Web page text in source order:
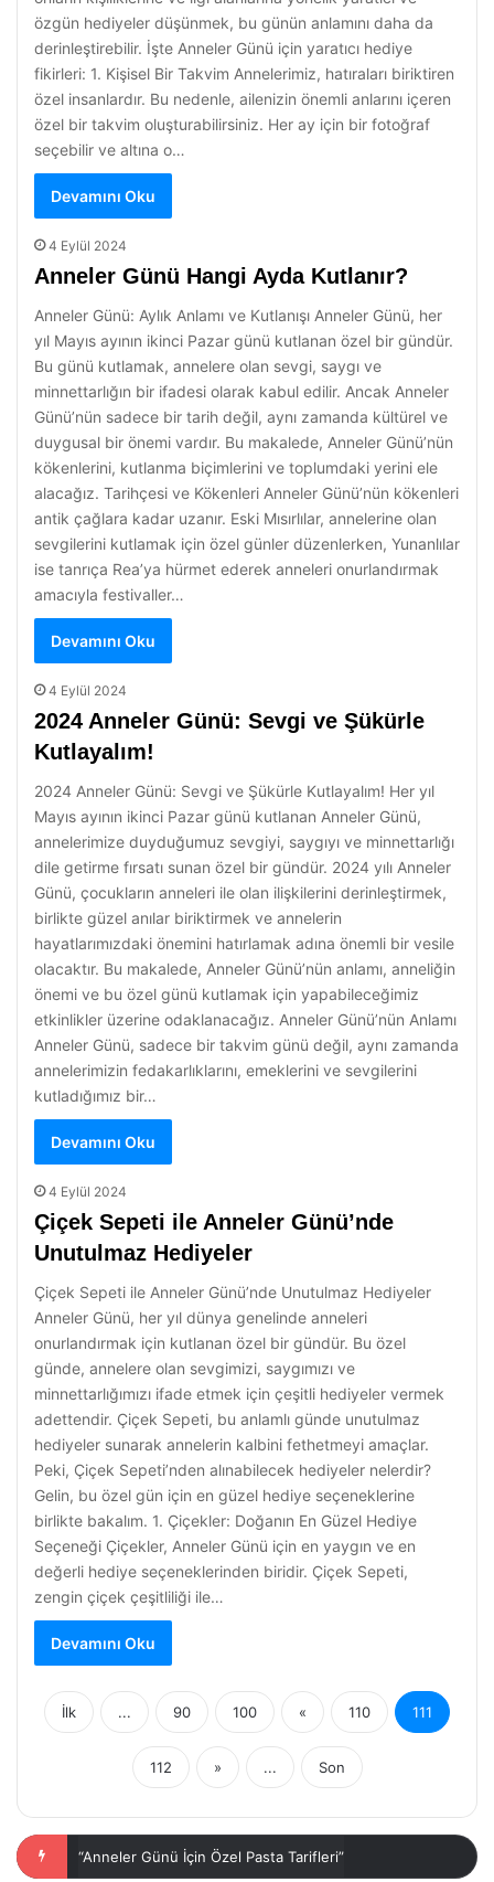
özgün hediyeler düşünmek, bu günün anlamını daha da
derinleştirebilir. İşte Anneler Günü için yaratıcı hediye
fikirleri: 1. Kişisel Bir Takvim Annelerimiz, hatıraları biriktiren
özel insanlardır. Bu nedenle, ailenizin önemli anlarını içeren
özel bir takvim oluşturabilirsiniz. Her ay için bir fotoğraf
seçebilir ve altına o…
Devamını Oku
4 Eylül 2024
Anneler Günü Hangi Ayda Kutlanır?
Anneler Günü: Aylık Anlamı ve Kutlanışı Anneler Günü, her
yıl Mayıs ayının ikinci Pazar günü kutlanan özel bir gündür.
Bu günü kutlamak, annelere olan sevgi, saygı ve
minnettarlığın bir ifadesi olarak kabul edilir. Ancak Anneler
Günü’nün sadece bir tarih değil, aynı zamanda kültürel ve
duygusal bir önemi vardır. Bu makalede, Anneler Günü’nün
kökenlerini, kutlanma biçimlerini ve toplumdaki yerini ele
alacağız. Tarihçesi ve Kökenleri Anneler Günü’nün kökenleri
antik çağlara kadar uzanır. Eski Mısırlılar, annelerine olan
sevgilerini kutlamak için özel günler düzenlerken, Yunanlılar
ise tanrıça Rea’ya hürmet ederek anneleri onurlandırmak
amacıyla festivaller…
Devamını Oku
4 Eylül 2024
2024 Anneler Günü: Sevgi ve Şükürle
Kutlayalım!
2024 Anneler Günü: Sevgi ve Şükürle Kutlayalım! Her yıl
Mayıs ayının ikinci Pazar günü kutlanan Anneler Günü,
annelerimize duyduğumuz sevgiyi, saygıyı ve minnettarlığı
dile getirme fırsatı sunan özel bir gündür. 2024 yılı Anneler
Günü, çocukların anneleri ile olan ilişkilerini derinleştirmek,
birlikte güzel anılar biriktirmek ve annelerin
hayatlarımızdaki önemini hatırlamak adına önemli bir vesile
olacaktır. Bu makalede, Anneler Günü’nün anlamı, anneliğin
önemi ve bu özel günü kutlamak için yapabileceğimiz
etkinlikler üzerine odaklanacağız. Anneler Günü’nün Anlamı
Anneler Günü, sadece bir takvim günü değil, aynı zamanda
annelerimizin fedakarlıklarını, emeklerini ve sevgilerini
kutladığımız bir…
Devamını Oku
4 Eylül 2024
Çiçek Sepeti ile Anneler Günü’nde
Unutulmaz Hediyeler
Çiçek Sepeti ile Anneler Günü’nde Unutulmaz Hediyeler
Anneler Günü, her yıl dünya genelinde anneleri
onurlandırmak için kutlanan özel bir gündür. Bu özel
günde, annelere olan sevgimizi, saygımızı ve
minnettarlığımızı ifade etmek için çeşitli hediyeler vermek
adettendir. Çiçek Sepeti, bu anlamlı günde unutulmaz
hediyeler sunarak annelerin kalbini fethetmeyi amaçlar.
Peki, Çiçek Sepeti’nden alınabilecek hediyeler nelerdir?
Gelin, bu özel gün için en güzel hediye seçeneklerine
birlikte bakalım. 1. Çiçekler: Doğanın En Güzel Hediye
Seçeneği Çiçekler, Anneler Günü için en yaygın ve en
değerli hediye seçeneklerinden biridir. Çiçek Sepeti,
zengin çiçek çeşitliliği ile…
Devamını Oku
İlk ... 90 100 « 110 111
112 » ... Son
Anneler Günü Programı: Akış Planı